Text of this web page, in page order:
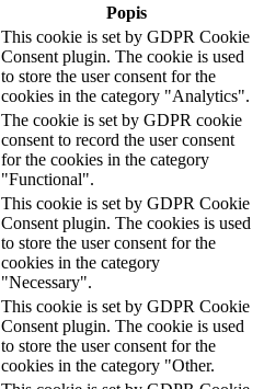
Popis
This cookie is set by GDPR Cookie
Consent plugin. The cookie is used
to store the user consent for the
cookies in the category "Analytics".
The cookie is set by GDPR cookie
consent to record the user consent
for the cookies in the category
"Functional".
This cookie is set by GDPR Cookie
Consent plugin. The cookies is used
to store the user consent for the
cookies in the category
"Necessary".
This cookie is set by GDPR Cookie
Consent plugin. The cookie is used
to store the user consent for the
cookies in the category "Other.